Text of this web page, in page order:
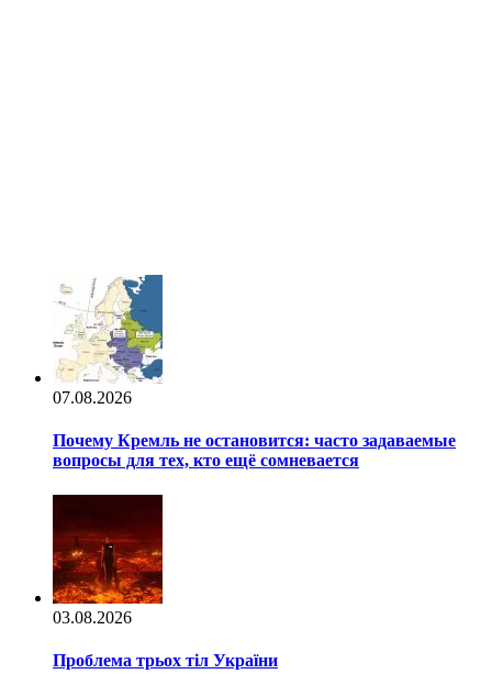
07.08.2026
Почему Кремль не остановится: часто задаваемые
вопросы для тех, кто ещё сомневается
03.08.2026
Проблема трьох тіл України